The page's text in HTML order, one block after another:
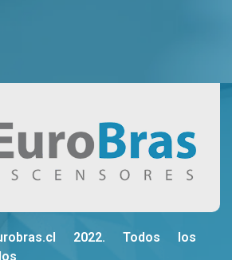
2022. Todos los